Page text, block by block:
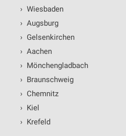
› Wiesbaden
› Augsburg
› Gelsenkirchen
› Aachen
› Mönchengladbach
› Braunschweig
› Chemnitz
› Kiel
› Krefeld